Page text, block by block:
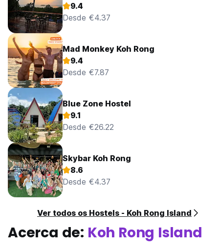
9.4
Desde €4.37
Mad Monkey Koh Rong
9.4
Desde €7.87
Blue Zone Hostel
9.1
Desde €26.22
Skybar Koh Rong
8.6
Desde €4.37
Ver todos os Hostels - Koh Rong Island
Acerca de: Koh Rong Island